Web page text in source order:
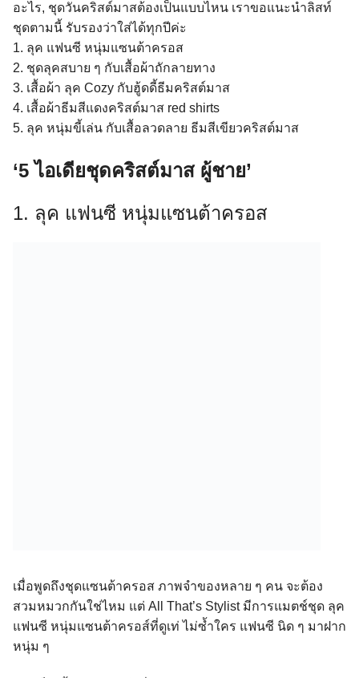
อะไร, ชุดวันคริสต์มาสต้องเป็นแบบไหน เราขอแนะนำลิสท์
ชุดตามนี้ รับรองว่าใส่ได้ทุกปีค่ะ
1. ลุค แฟนซี หนุ่มแซนต้าครอส
2. ชุดลุคสบาย ๆ กับเสื้อผ้าถักลายทาง
3. เสื้อผ้า ลุค Cozy กับฮู้ดดี้ธีมคริสต์มาส
4. เสื้อผ้าธีมสีแดงคริสต์มาส red shirts
5. ลุค หนุ่มขี้เล่น กับเสื้อลวดลาย ธีมสีเขียวคริสต์มาส
‘5 ไอเดียชุดคริสต์มาส ผู้ชาย’
1. ลุค แฟนซี หนุ่มแซนต้าครอส
เมื่อพูดถึงชุดแซนต้าครอส ภาพจำของหลาย ๆ คน จะต้อง
สวมหมวกกันใช่ไหม แต่ All That’s Stylist มีการแมตช์ชุด ลุค
แฟนซี หนุ่มแซนต้าครอส์ที่ดูเท่ ไม่ซ้ำใคร แฟนซี นิด ๆ มาฝาก
หนุ่ม ๆ